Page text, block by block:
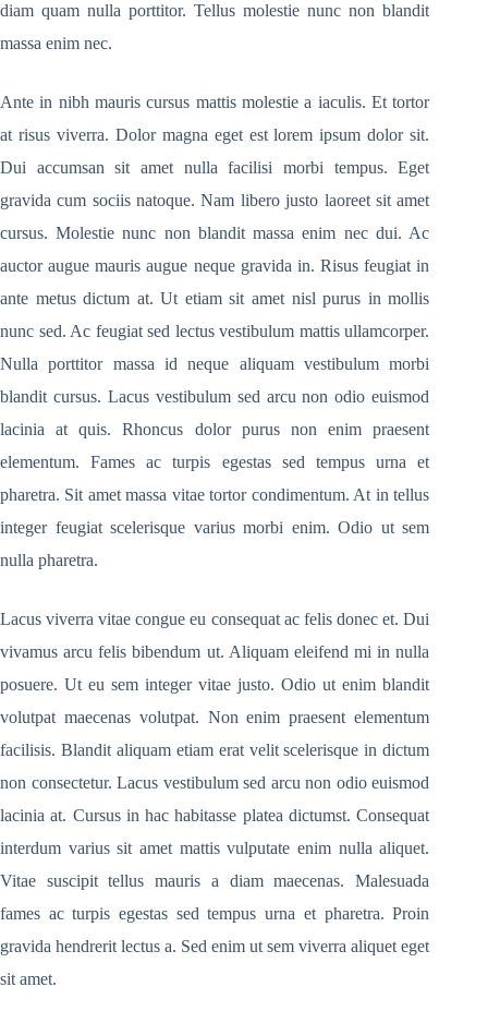
diam quam nulla porttitor. Tellus molestie nunc non blandit
massa enim nec.
Ante in nibh mauris cursus mattis molestie a iaculis. Et tortor
at risus viverra. Dolor magna eget est lorem ipsum dolor sit.
Dui accumsan sit amet nulla facilisi morbi tempus. Eget
gravida cum sociis natoque. Nam libero justo laoreet sit amet
cursus. Molestie nunc non blandit massa enim nec dui. Ac
auctor augue mauris augue neque gravida in. Risus feugiat in
ante metus dictum at. Ut etiam sit amet nisl purus in mollis
nunc sed. Ac feugiat sed lectus vestibulum mattis ullamcorper.
Nulla porttitor massa id neque aliquam vestibulum morbi
blandit cursus. Lacus vestibulum sed arcu non odio euismod
lacinia at quis. Rhoncus dolor purus non enim praesent
elementum. Fames ac turpis egestas sed tempus urna et
pharetra. Sit amet massa vitae tortor condimentum. At in tellus
integer feugiat scelerisque varius morbi enim. Odio ut sem
nulla pharetra.
Lacus viverra vitae congue eu consequat ac felis donec et. Dui
vivamus arcu felis bibendum ut. Aliquam eleifend mi in nulla
posuere. Ut eu sem integer vitae justo. Odio ut enim blandit
volutpat maecenas volutpat. Non enim praesent elementum
facilisis. Blandit aliquam etiam erat velit scelerisque in dictum
non consectetur. Lacus vestibulum sed arcu non odio euismod
lacinia at. Cursus in hac habitasse platea dictumst. Consequat
interdum varius sit amet mattis vulputate enim nulla aliquet.
Vitae suscipit tellus mauris a diam maecenas. Malesuada
fames ac turpis egestas sed tempus urna et pharetra. Proin
gravida hendrerit lectus a. Sed enim ut sem viverra aliquet eget
sit amet.